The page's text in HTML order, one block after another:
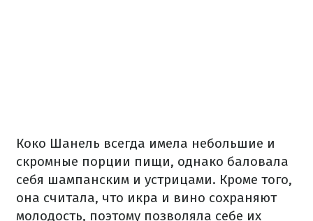
Коко Шанель всегда имела небольшие и
скромные порции пищи, однако баловала
себя шампанским и устрицами. Кроме того,
она считала, что икра и вино сохраняют
молодость, поэтому позволяла себе их